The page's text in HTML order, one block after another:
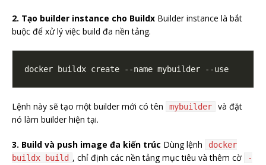
2. Tạo builder instance cho Buildx Builder instance là bắt
buộc để xử lý việc build đa nền tảng.
Lệnh này sẽ tạo một builder mới có tên mybuilder
và đặt
nó làm builder hiện tại.
3. Build và push image đa kiến trúc Dùng lệnh
docker
buildx build , chỉ định các nền tảng mục tiêu và thêm cờ
-